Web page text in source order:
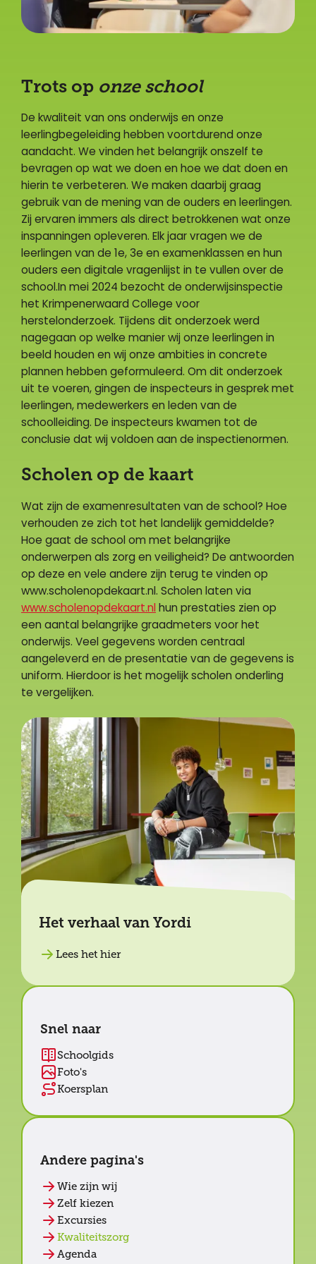
Trots op onzeschool
De kwaliteit van ons onderwijs en onze
leerlingbegeleiding hebben voortdurend onze
aandacht. We vinden het belangrijk onszelf te
bevragen op wat we doen en hoe we dat doen en
hierin te verbeteren. We maken daarbij graag
gebruik van de mening van de ouders en leerlingen.
Zij ervaren immers als direct betrokkenen wat onze
inspanningen opleveren. Elk jaar vragen we de
leerlingen van de 1e, 3e en examenklassen en hun
ouders een digitale vragenlijst in te vullen over de
school.In mei 2024 bezocht de onderwijsinspectie
het Krimpenerwaard College voor
herstelonderzoek. Tijdens dit onderzoek werd
nagegaan op welke manier wij onze leerlingen in
beeld houden en wij onze ambities in concrete
plannen hebben geformuleerd. Om dit onderzoek
uit te voeren, gingen de inspecteurs in gesprek met
leerlingen, medewerkers en leden van de
schoolleiding. De inspecteurs kwamen tot de
conclusie dat wij voldoen aan de inspectienormen.
Scholen op de kaart
Wat zijn de examenresultaten van de school? Hoe
verhouden ze zich tot het landelijk gemiddelde?
Hoe gaat de school om met belangrijke
onderwerpen als zorg en veiligheid? De antwoorden
op deze en vele andere zijn terug te vinden op
www.scholenopdekaart.nl. Scholen laten via
www.scholenopdekaart.nlhun prestaties zien op
een aantal belangrijke graadmeters voor het
onderwijs. Veel gegevens worden centraal
aangeleverd en de presentatie van de gegevens is
uniform. Hierdoor is het mogelijk scholen onderling
te vergelijken.
Het verhaal van Yordi
Lees het hier
Snel naar
Schoolgids
Foto's
Koersplan
Andere pagina's
Wie zijn wij
Zelf kiezen
Excursies
Kwaliteitszorg
Agenda